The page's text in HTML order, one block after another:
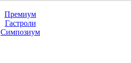
Премиум
Гастроли
Симпозиум